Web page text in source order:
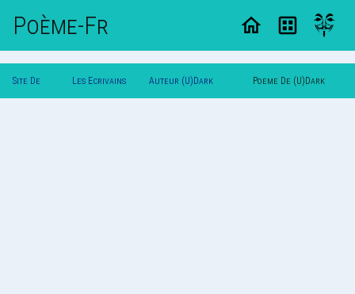
Poème-Fr
Site De Les Ecrivains Auteur (U)Dark Poeme De (U)Dark